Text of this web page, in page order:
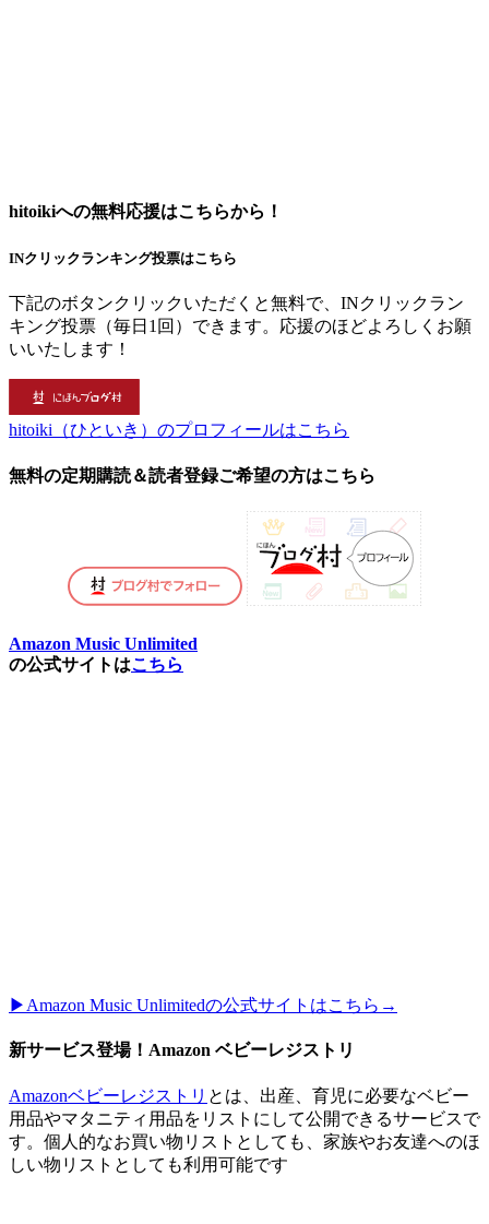
hitoikiへの無料応援はこちらから！
INクリックランキング投票はこちら
下記のボタンクリックいただくと無料で、INクリックラン
キング投票（毎日1回）できます。応援のほどよろしくお願
いいたします！
hitoiki（ひといき）のプロフィールはこちら
無料の定期購読＆読者登録ご希望の方はこちら
Amazon Music Unlimited
の公式サイトはこちら
▶︎Amazon Music Unlimitedの公式サイトはこちら→
新サービス登場！Amazon ベビーレジストリ
Amazonベビーレジストリ とは、出産、育児に必要なベビー
用品やマタニティ用品をリストにして公開できるサービスで
す。個人的なお買い物リストとしても、家族やお友達へのほ
しい物リストとしても利用可能です